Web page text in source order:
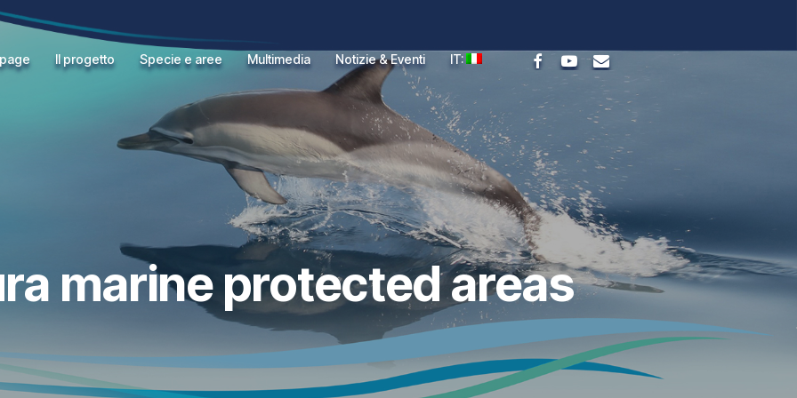
Il progetto Specie e aree Multimedia Notizie & Eventi IT: facebookyoutube
email
marine protected areas